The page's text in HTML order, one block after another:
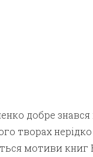
добре
творах нерідко
мотиви книг